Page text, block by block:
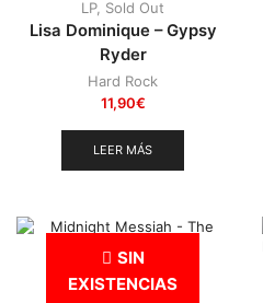
LP, Sold Out
Lisa Dominique – Gypsy
Ryder
Hard Rock
11,90€
LEER MÁS
SIN
EXISTENCIAS